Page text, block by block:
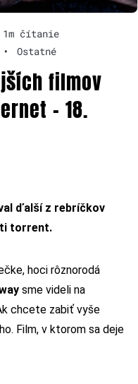
1m čítanie
• Ostatné
filmov
– 18.
ďalší z rebríčkov
torrent.
hoci rôznorodá
sme videli na
chcete zabiť vyše
Film, v ktorom sa deje